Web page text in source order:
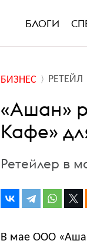
БЛОГИ
БИЗНЕС РЕТЕЙЛ
«Ашан»
Кафе»
Ретейлер в
В мае ООО